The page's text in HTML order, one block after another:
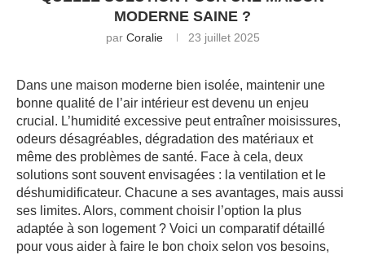
MODERNE SAINE ?
par Coralie 23 juillet 2025
Dans une maison moderne bien isolée, maintenir une
bonne qualité de l’air intérieur est devenu un enjeu
crucial. L’humidité excessive peut entraîner moisissures,
odeurs désagréables, dégradation des matériaux et
même des problèmes de santé. Face à cela, deux
solutions sont souvent envisagées : la ventilation et le
déshumidificateur. Chacune a ses avantages, mais aussi
ses limites. Alors, comment choisir l’option la plus
adaptée à son logement ? Voici un comparatif détaillé
pour vous aider à faire le bon choix selon vos besoins,